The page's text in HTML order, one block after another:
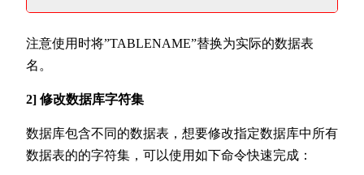
注意使用时将”TABLENAME”替换为实际的数据表
名。
2] 修改数据库字符集
数据库包含不同的数据表，想要修改指定数据库中所有
数据表的的字符集，可以使用如下命令快速完成：